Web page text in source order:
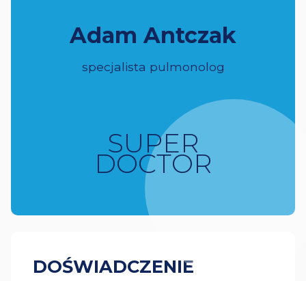
Adam Antczak
specjalista pulmonolog
SUPER
DOCTOR
DOŚWIADCZENIE